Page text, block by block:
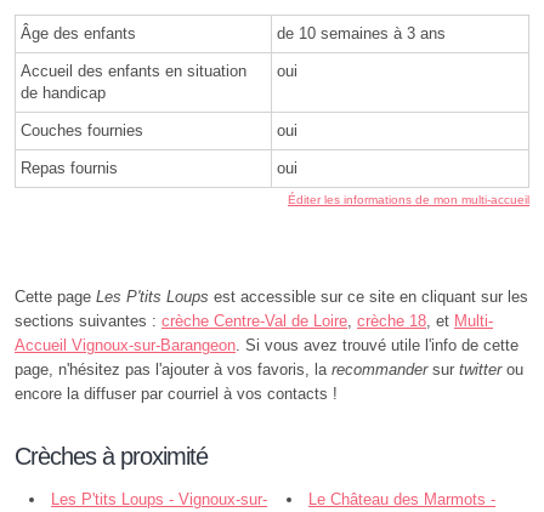
Âge des enfants de 10 semaines à 3 ans
Accueil des enfants en situation
de handicap
oui
Couches fournies oui
Repas fournis oui
Éditer les informations de mon multi-accueil
Cette page Les P'tits Loups est accessible sur ce site en cliquant sur les
sections suivantes : crèche Centre-Val de Loire, crèche 18, et Multi-
Accueil Vignoux-sur-Barangeon. Si vous avez trouvé utile l'info de cette
page, n'hésitez pas l'ajouter à vos favoris, la recommandersur twitterou
encore la diffuser par courriel à vos contacts !
Crèches à proximité
Les P'tits Loups - Vignoux-sur- Le Château des Marmots -